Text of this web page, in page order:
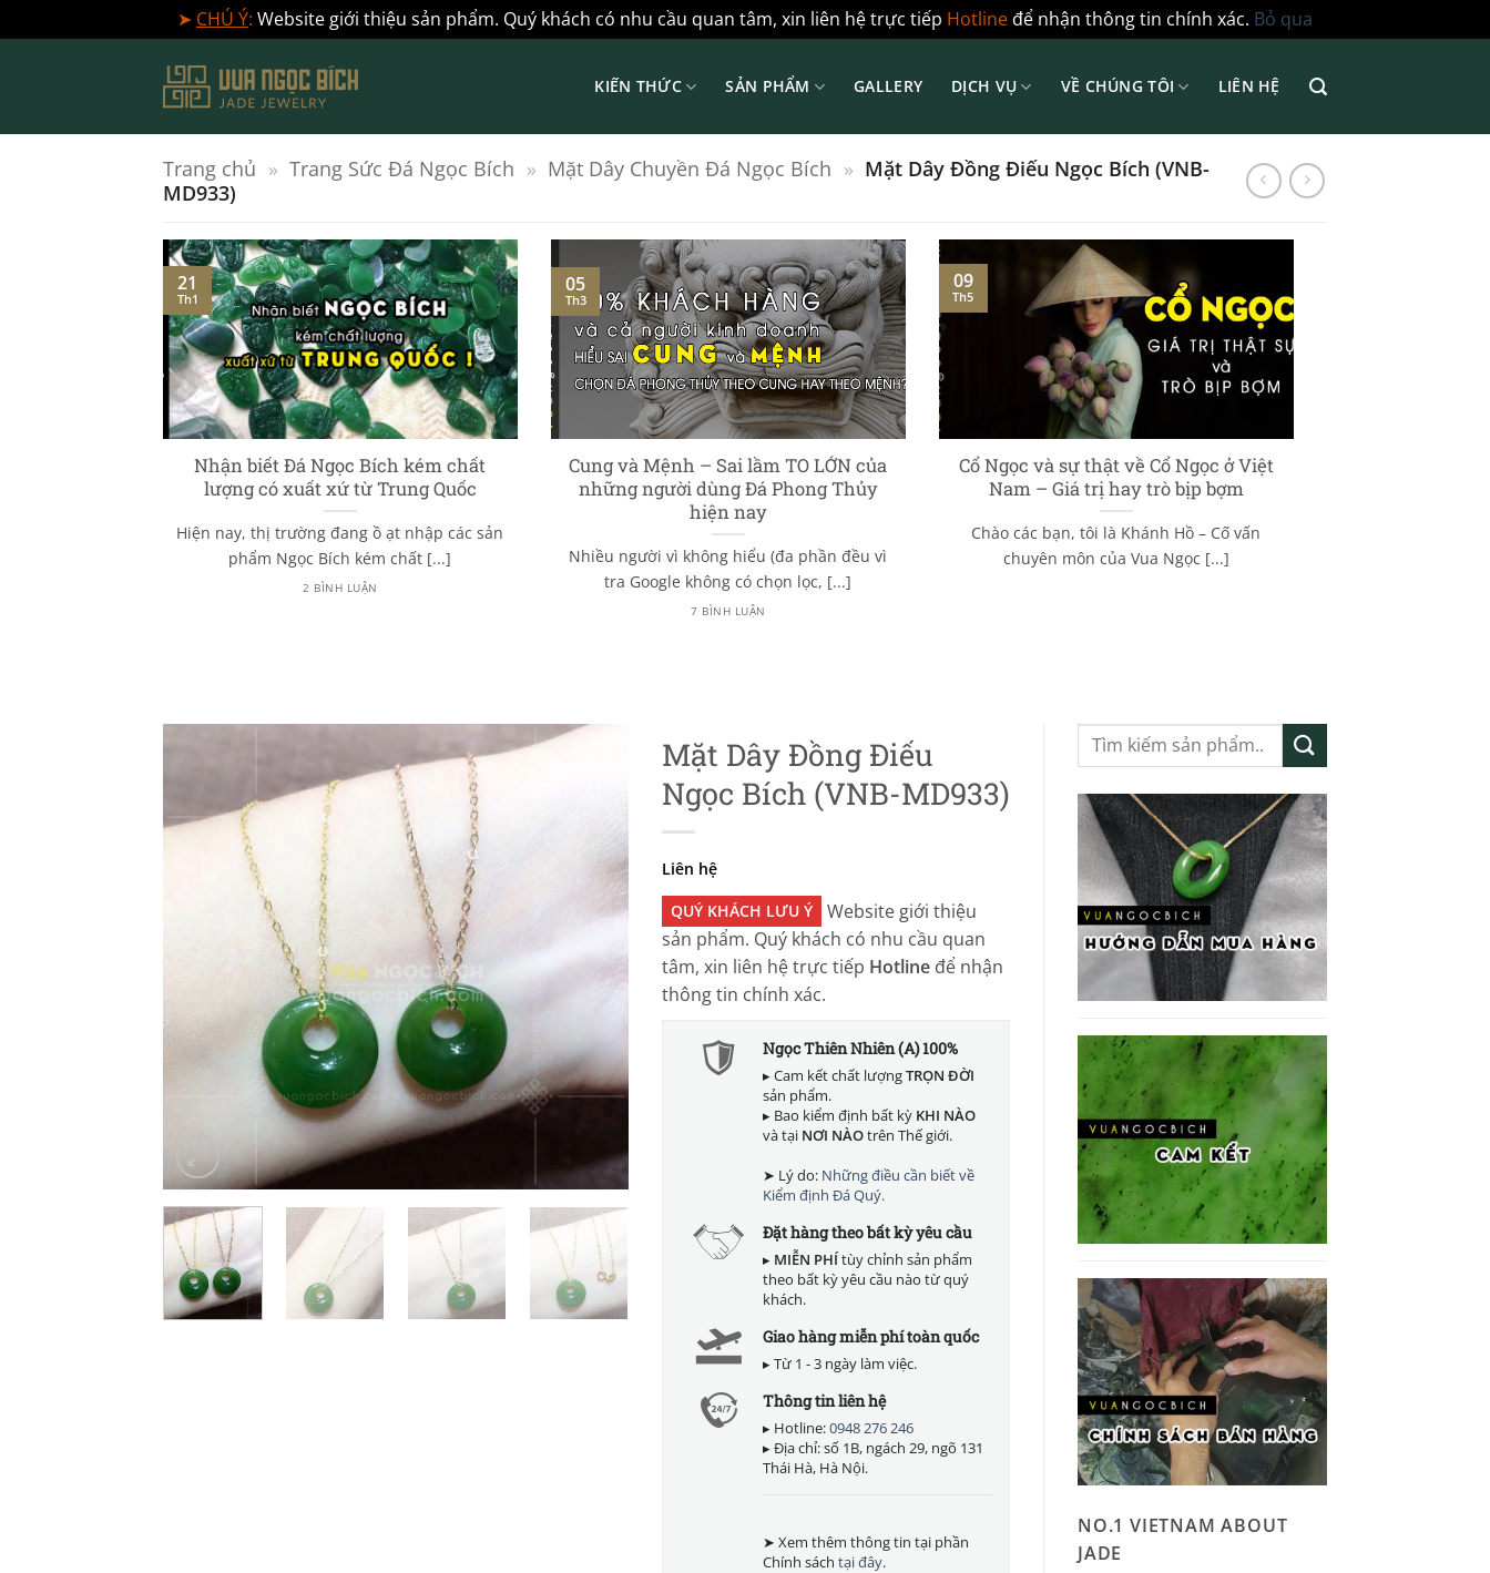
➤ CHÚ Ý: Website giới thiệu sản phẩm. Quý khách có nhu cầu quan tâm, xin liên hệ trực tiếp Hotlineđể nhận thông tin chính xác. Bỏ qua
dung
KIẾN THỨC SẢN PHẨM GALLERY DỊCH VỤ VỀ CHÚNG TÔI LIÊN HỆ
Trang chủ » Trang Sức Đá Ngọc Bích » Mặt Dây Chuyền Đá Ngọc Bích » Mặt Dây Đồng Điếu Ngọc Bích (VNB-
MD933)
Nhận biết Đá Ngọc Bích kém chất
lượng có xuất xứ từ Trung Quốc
Hiện nay, thị trường đang ồ ạt nhập các sản
phẩm Ngọc Bích kém chất [...]
2 BÌNH LUẬN
21
Th1
Cung và Mệnh – Sai lầm TO LỚN của
những người dùng Đá Phong Thủy
hiện nay
Nhiều người vì không hiểu (đa phần đều vì
tra Google không có chọn lọc, [...]
7 BÌNH LUẬN
05
Th3
Cổ Ngọc và sự thật về Cổ Ngọc ở Việt
Nam – Giá trị hay trò bịp bợm
Chào các bạn, tôi là Khánh Hồ – Cố vấn
chuyên môn của Vua Ngọc [...]
09
Th5
Mặt Dây Đồng Điếu
Ngọc Bích (VNB-MD933)
Liên hệ
QUÝ KHÁCH LƯU Ý
Website giới thiệu
sản phẩm. Quý khách có nhu cầu quan
tâm, xin liên hệ trực tiếp Hotline để nhận
thông tin chính xác.
Ngọc Thiên Nhiên (A) 100%
▸ Cam kết chất lượngTRỌN ĐỜI
sản phẩm.
▸ Bao kiểm định bất kỳ KHI NÀO
và tại NƠI NÀOtrên Thế giới.
➤ Lý do: Những điều cần biết về
Kiểm định Đá Quý.
Đặt hàng theo bất kỳ yêu cầu
▸ MIỄN PHÍtùy chỉnh sản phẩm
theo bất kỳ yêu cầu nào từ quý
khách.
Giao hàng miễn phí toàn quốc
▸ Từ 1 - 3 ngày làm việc.
Thông tin liên hệ
▸ Hotline:0948 276 246
▸ Địa chỉ: số 1B, ngách 29, ngõ 131
Thái Hà, Hà Nội.
➤ Xem thêm thông tin tại phần
Chính sách tại đây.
Tìm
kiếm:
NO.1 VIETNAM ABOUT
JADE